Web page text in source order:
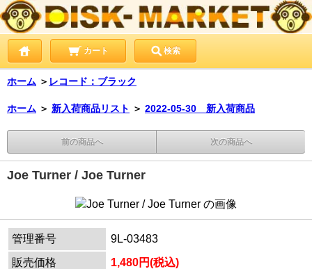
カート 検索
ホーム ＞ レコード：ブラック
ホーム ＞ 新入荷商品リスト ＞ 2022-05-30 新入荷商品
前の商品へ 次の商品へ
Joe Turner / Joe Turner
管理番号
9L-03483
販売価格
1,480円(税込)